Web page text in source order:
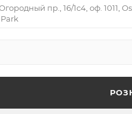
пр., 16/1с4, оф. 1011,